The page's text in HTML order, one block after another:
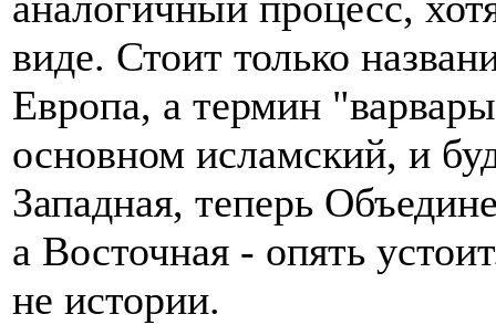
виде. Стоит только
Европа, а термин
основном исламский, и
Западная, теперь
а Восточная - опять
не истории.